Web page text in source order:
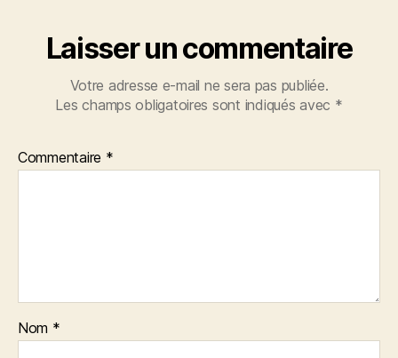
Laisser un commentaire
Votre adresse e-mail ne sera pas publiée.
Les champs obligatoires sont indiqués avec *
Commentaire *
Nom *